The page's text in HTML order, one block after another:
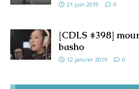
21 juin 2019 0
[CDLS #398]
basho
12 janvier 2019 0